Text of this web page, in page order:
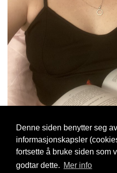
Denne siden benytter seg av
informasjonskapsler
fortsette å bruke siden som
godtar dette. Mer info
Anitta35 16 Feb, 2026
Blogg Support Kontakt oss